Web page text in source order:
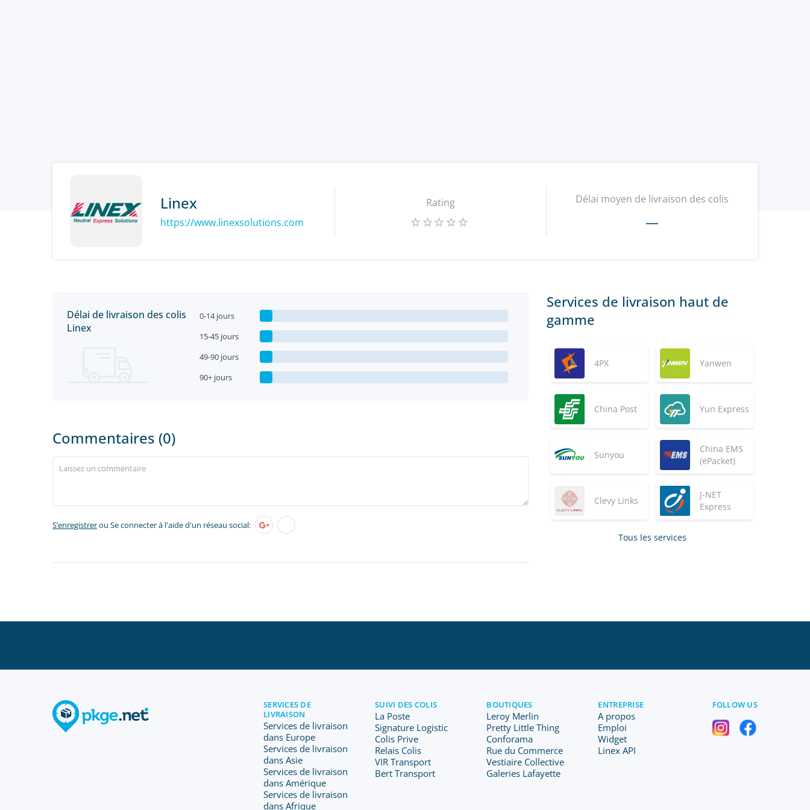
Linex
https://www.linexsolutions.com
Rating Délai moyen de livraison des colis
—
Délai de livraison des colis
Linex
0-14 jours
15-45 jours
49-90 jours
90+ jours
Commentaires (0)
S’enregistrerou Se connecter à l'aide d'un réseau social:
Services de livraison haut de
gamme
4PX Yanwen
China Post Yun Express
Sunyou
China EMS
(ePacket)
Clevy Links
J-NET
Express
Tous les services
SERVICES DE
LIVRAISON
Services de livraison
dans Europe
Services de livraison
dans Asie
Services de livraison
dans Amérique
Services de livraison
dans Afrique
SUIVI DES COLIS
La Poste
Signature Logistic
Colis Prive
Relais Colis
VIR Transport
Bert Transport
BOUTIQUES
Leroy Merlin
Pretty Little Thing
Conforama
Rue du Commerce
Vestiaire Collective
Galeries Lafayette
ENTREPRISE
A propos
Emploi
Widget
Linex API
FOLLOW US